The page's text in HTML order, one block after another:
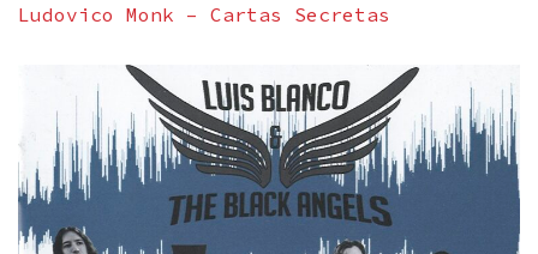
Ludovico Monk – Cartas Secretas